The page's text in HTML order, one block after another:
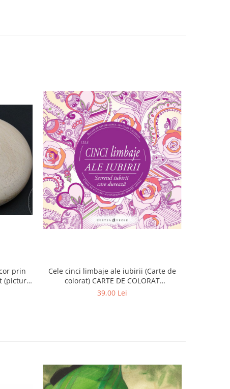
prin
(pictura
Cele cinci limbaje ale iubirii (Carte de
colorat) CARTE DE COLORAT
MOTIVAȚIONALĂ PENTRU ADULȚI de
39,00 Lei